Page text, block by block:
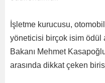
İşletme kurucusu,
yöneticisi birçok isim ödül
Bakanı Mehmet
arasında dikkat çeken